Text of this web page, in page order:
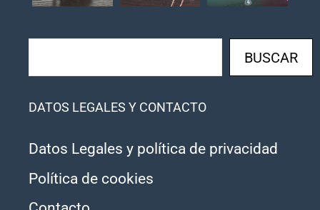
BUSCAR
DATOS LEGALES Y CONTACTO
Datos Legales y política de privacidad
Política de cookies